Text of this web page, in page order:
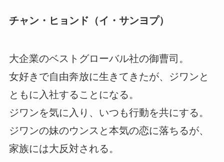
チャン・ヒョンド（イ・サンヨプ）
大企業のベストグローバル社の御曹司。
女好きで自由奔放に生きてきたが、ジワンと
ともに入社することになる。
ジワンを気に入り、いつも行動を共にする。
ジワンの妹のウンスと本気の恋に落ちるが、
家族には大反対される。